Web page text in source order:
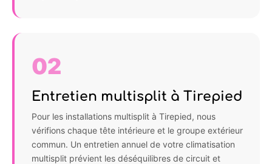
02
Entretien multisplit à Tirepied
Pour les installations multisplit à Tirepied, nous
vérifions chaque tête intérieure et le groupe extérieur
commun. Un entretien annuel de votre climatisation
multisplit prévient les déséquilibres de circuit et